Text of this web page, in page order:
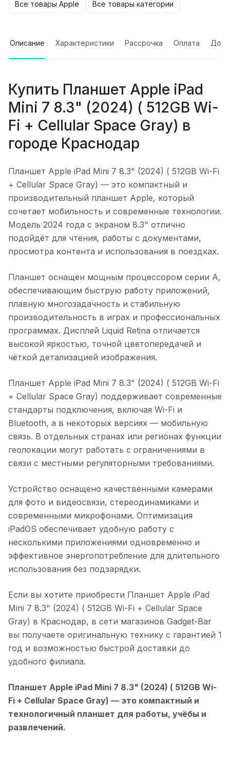
Все товары Apple Все товары категории
Описание Характеристики Рассрочка Оплата
Купить Планшет Apple iPad
Mini 7 8.3" (2024) ( 512GB Wi-
Fi + Cellular Space Gray) в
городе Краснодар
Планшет Apple iPad Mini 7 8.3" (2024) ( 512GB Wi-Fi
+ Cellular Space Gray) — это компактный и
производительный планшет Apple, который
сочетает мобильность и современные технологии.
Модель 2024 года с экраном 8.3" отлично
подойдёт для чтения, работы с документами,
просмотра контента и использования в поездках.
Планшет оснащён мощным процессором серии A,
обеспечивающим быструю работу приложений,
плавную многозадачность и стабильную
производительность в играх и профессиональных
программах. Дисплей Liquid Retina отличается
высокой яркостью, точной цветопередачей и
чёткой детализацией изображения.
Планшет Apple iPad Mini 7 8.3" (2024) ( 512GB Wi-Fi
+ Cellular Space Gray) поддерживает современные
стандарты подключения, включая Wi-Fi и
Bluetooth, а в некоторых версиях — мобильную
связь. В отдельных странах или регионах функции
геолокации могут работать с ограничениями в
связи с местными регуляторными требованиями.
Устройство оснащено качественными камерами
для фото и видеосвязи, стереодинамиками и
современными микрофонами. Оптимизация
iPadOS обеспечивает удобную работу с
несколькими приложениями одновременно и
эффективное энергопотребление для длительного
использования без подзарядки.
Если вы хотите приобрести Планшет Apple iPad
Mini 7 8.3" (2024) ( 512GB Wi-Fi + Cellular Space
Gray) в Краснодар, в сети магазинов Gadget-Bar
вы получаете оригинальную технику с гарантией 1
год и возможностью быстрой доставки до
удобного филиала.
Планшет Apple iPad Mini 7 8.3" (2024) ( 512GB Wi-
Fi + Cellular Space Gray) — это компактный и
технологичный планшет для работы, учёбы и
развлечений.